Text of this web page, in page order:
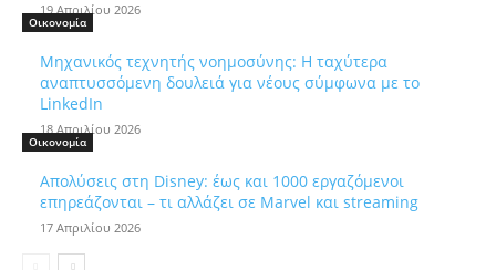
19 Απριλίου 2026
Οικονομία
Μηχανικός τεχνητής νοημοσύνης: Η ταχύτερα
αναπτυσσόμενη δουλειά για νέους σύμφωνα με το
LinkedIn
18 Απριλίου 2026
Οικονομία
Απολύσεις στη Disney: έως και 1000 εργαζόμενοι
επηρεάζονται – τι αλλάζει σε Marvel και streaming
17 Απριλίου 2026